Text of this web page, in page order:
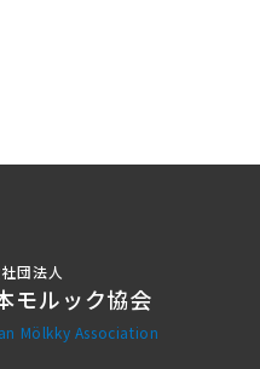
団法人
モルック協会
Mölkky Association